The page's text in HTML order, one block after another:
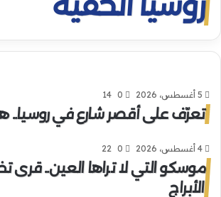
5 أغسطس، 2026 0
14
تعرّف على أقصر شارع في روسيا..
4 أغسطس، 2026 0
22
موسكو التي لا تراها العين.. قرى
الأبراج